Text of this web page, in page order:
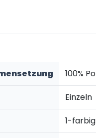
100%
Einzeln
1-farbig